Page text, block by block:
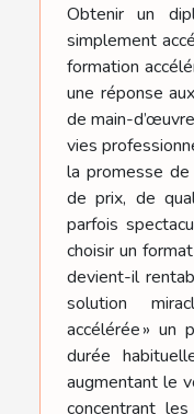
Obtenir un
simplement
formation
une réponse
de main-
vies
la promesse de
de prix, de
parfois
choisir un
devient-il
solution
accélérée » un
durée
augmentant le
concentrant